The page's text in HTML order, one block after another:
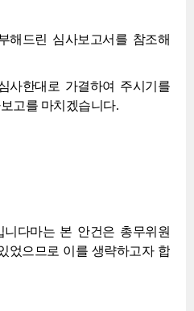
해드린 심사보고서를 참조해
사한대로 가결하여 주시기를
고를 마치겠습니다.
다마는 본 안건은 총무위원
었으므로 이를 생략하고자 합